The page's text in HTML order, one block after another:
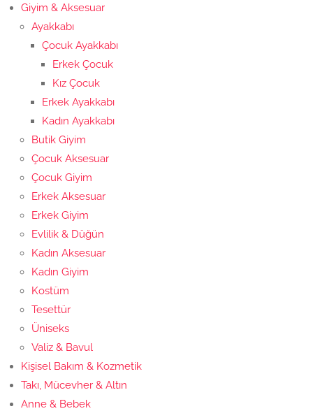
Giyim & Aksesuar
Ayakkabı
Çocuk Ayakkabı
Erkek Çocuk
Kız Çocuk
Erkek Ayakkabı
Kadın Ayakkabı
Butik Giyim
Çocuk Aksesuar
Çocuk Giyim
Erkek Aksesuar
Erkek Giyim
Evlilik & Düğün
Kadın Aksesuar
Kadın Giyim
Kostüm
Tesettür
Üniseks
Valiz & Bavul
Kişisel Bakım & Kozmetik
Takı, Mücevher & Altın
Anne & Bebek